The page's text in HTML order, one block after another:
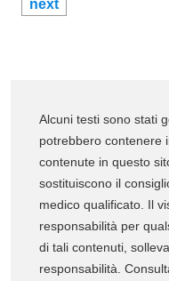
next
Alcuni testi sono stati
potrebbero contenere
contenute in questo
sostituiscono il
medico qualificato. Il
responsabilità per
di tali contenuti,
responsabilità.